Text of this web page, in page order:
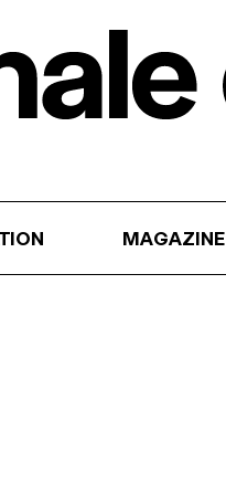
MAGAZINE